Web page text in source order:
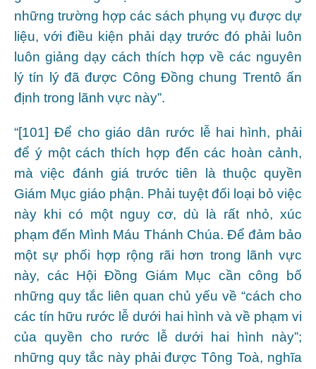
những trường hợp các sách phụng vụ được dự
liệu, với điều kiện phải dạy trước đó phải luôn
luôn giảng dạy cách thích hợp về các nguyên
lý tín lý đã được Công Đồng chung Trentô ấn
định trong lãnh vực này”.
“[101] Để cho giáo dân rước lễ hai hình, phải
để ý một cách thích hợp đến các hoàn cảnh,
mà việc đánh giá trước tiên là thuộc quyền
Giám Mục giáo phận. Phải tuyệt đối loại bỏ việc
này khi có một nguy cơ, dù là rất nhỏ, xúc
phạm đến Mình Máu Thánh Chúa. Để đảm bảo
một sự phối hợp rộng rãi hơn trong lãnh vực
này, các Hội Đồng Giám Mục cần công bố
những quy tắc liên quan chủ yếu về “cách cho
các tín hữu rước lễ dưới hai hình và về phạm vi
của quyền cho rước lễ dưới hai hình này”;
những quy tắc này phải được Tông Toà, nghĩa